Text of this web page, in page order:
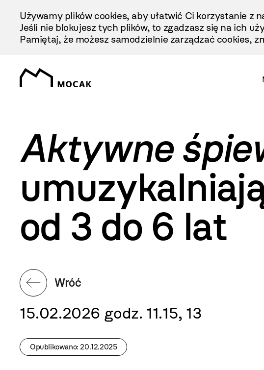
Treści
Używamy plików cookies, aby ułatwić Ci korzystanie z
Jeśli nie blokujesz tych plików, to zgadzasz się na ich
Pamiętaj, że możesz samodzielnie zarządzać cookies,
Aktywne
od 3 do 6 lat
Wróć
15.02.2026 godz. 11.15, 13
Opublikowano: 20.12.2025